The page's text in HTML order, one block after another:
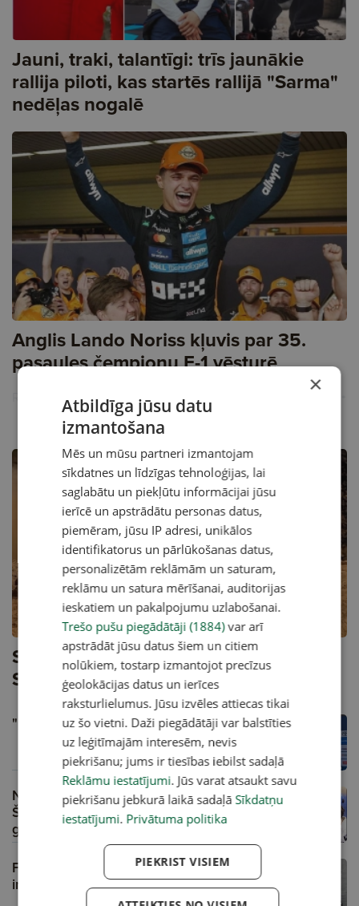
Jauni, traki, talantīgi: trīs jaunākie
rallija piloti, kas startēs rallijā "Sarma"
nedēļas nogalē
Anglis Lando Noriss kļuvis par 35.
pasaules čempionu F-1 vēsturē
Saūda Arābijas tuksneša loterijā
Seskam/Francim pietrūka veiksmes
"Ķirsītis" lido Saūda Arābijā
Nesportiskākais brīdis sporta vēsturē?
Šūmahera pirmais F-1 tituls un 1994.
gada drāma
F-1 un pasaules rallija čempionātā solās
intriģējoša sezonas izskaņa
×
Atbildīga jūsu datu
izmantošana
Mēs un mūsu partneri izmantojam
sīkdatnes un līdzīgas tehnoloģijas, lai
saglabātu un piekļūtu informācijai jūsu
ierīcē un apstrādātu personas datus,
piemēram, jūsu IP adresi, unikālos
identifikatorus un pārlūkošanas datus,
personalizētām reklāmām un saturam,
reklāmu un satura mērīšanai, auditorijas
ieskatiem un pakalpojumu uzlabošanai.
Trešo pušu piegādātāji (1884)var arī
apstrādāt jūsu datus šiem un citiem
nolūkiem, tostarp izmantojot precīzus
ģeolokācijas datus un ierīces
raksturlielumus. Jūsu izvēles attiecas tikai
uz šo vietni. Daži piegādātāji var balstīties
uz leģitīmajām interesēm, nevis
piekrišanu; jums ir tiesības iebilst sadaļā
Reklāmu iestatījumi. Jūs varat atsaukt savu
piekrišanu jebkurā laikā sadaļā Sīkdatņu
iestatījumi. Privātuma politika
PIEKRIST VISIEM